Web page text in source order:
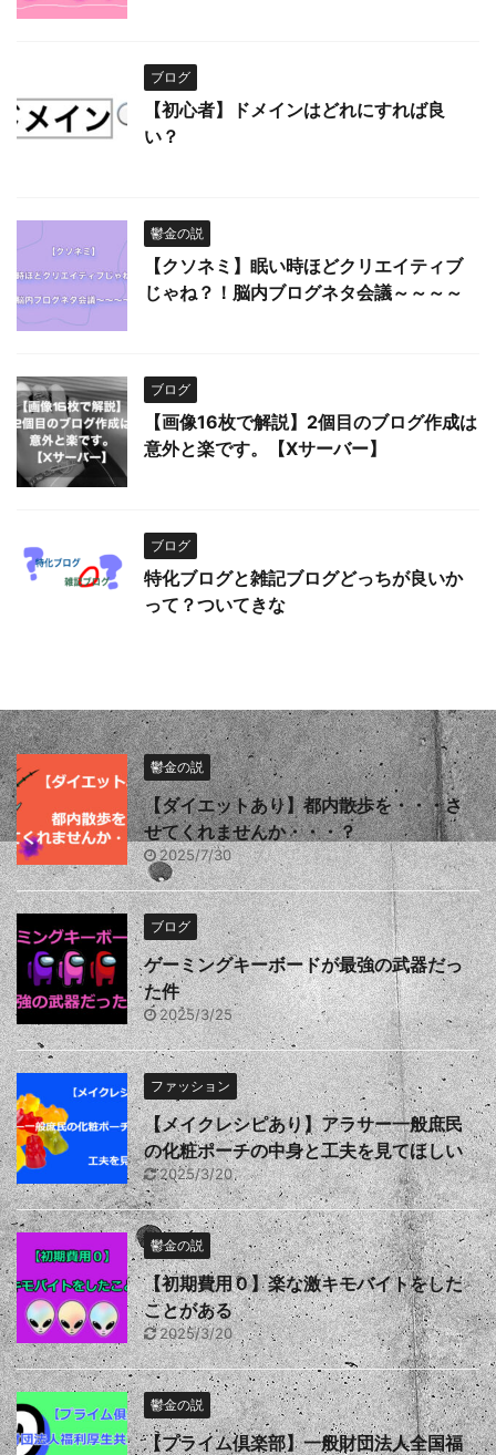
ブログ
【初心者】ドメインはどれにすれば良
い？
鬱金の説
【クソネミ】眠い時ほどクリエイティブ
じゃね？！脳内ブログネタ会議～～～～
ブログ
【画像16枚で解説】2個目のブログ作成は
意外と楽です。【Xサーバー】
ブログ
特化ブログと雑記ブログどっちが良いか
って？ついてきな
鬱金の説
【ダイエットあり】都内散歩を・・・さ
せてくれませんか・・・？
2025/7/30
ブログ
ゲーミングキーボードが最強の武器だっ
た件
2025/3/25
ファッション
【メイクレシピあり】アラサー一般庶民
の化粧ポーチの中身と工夫を見てほしい
2025/3/20
鬱金の説
【初期費用０】楽な激キモバイトをした
ことがある
2025/3/20
鬱金の説
【プライム倶楽部】一般財団法人全国福